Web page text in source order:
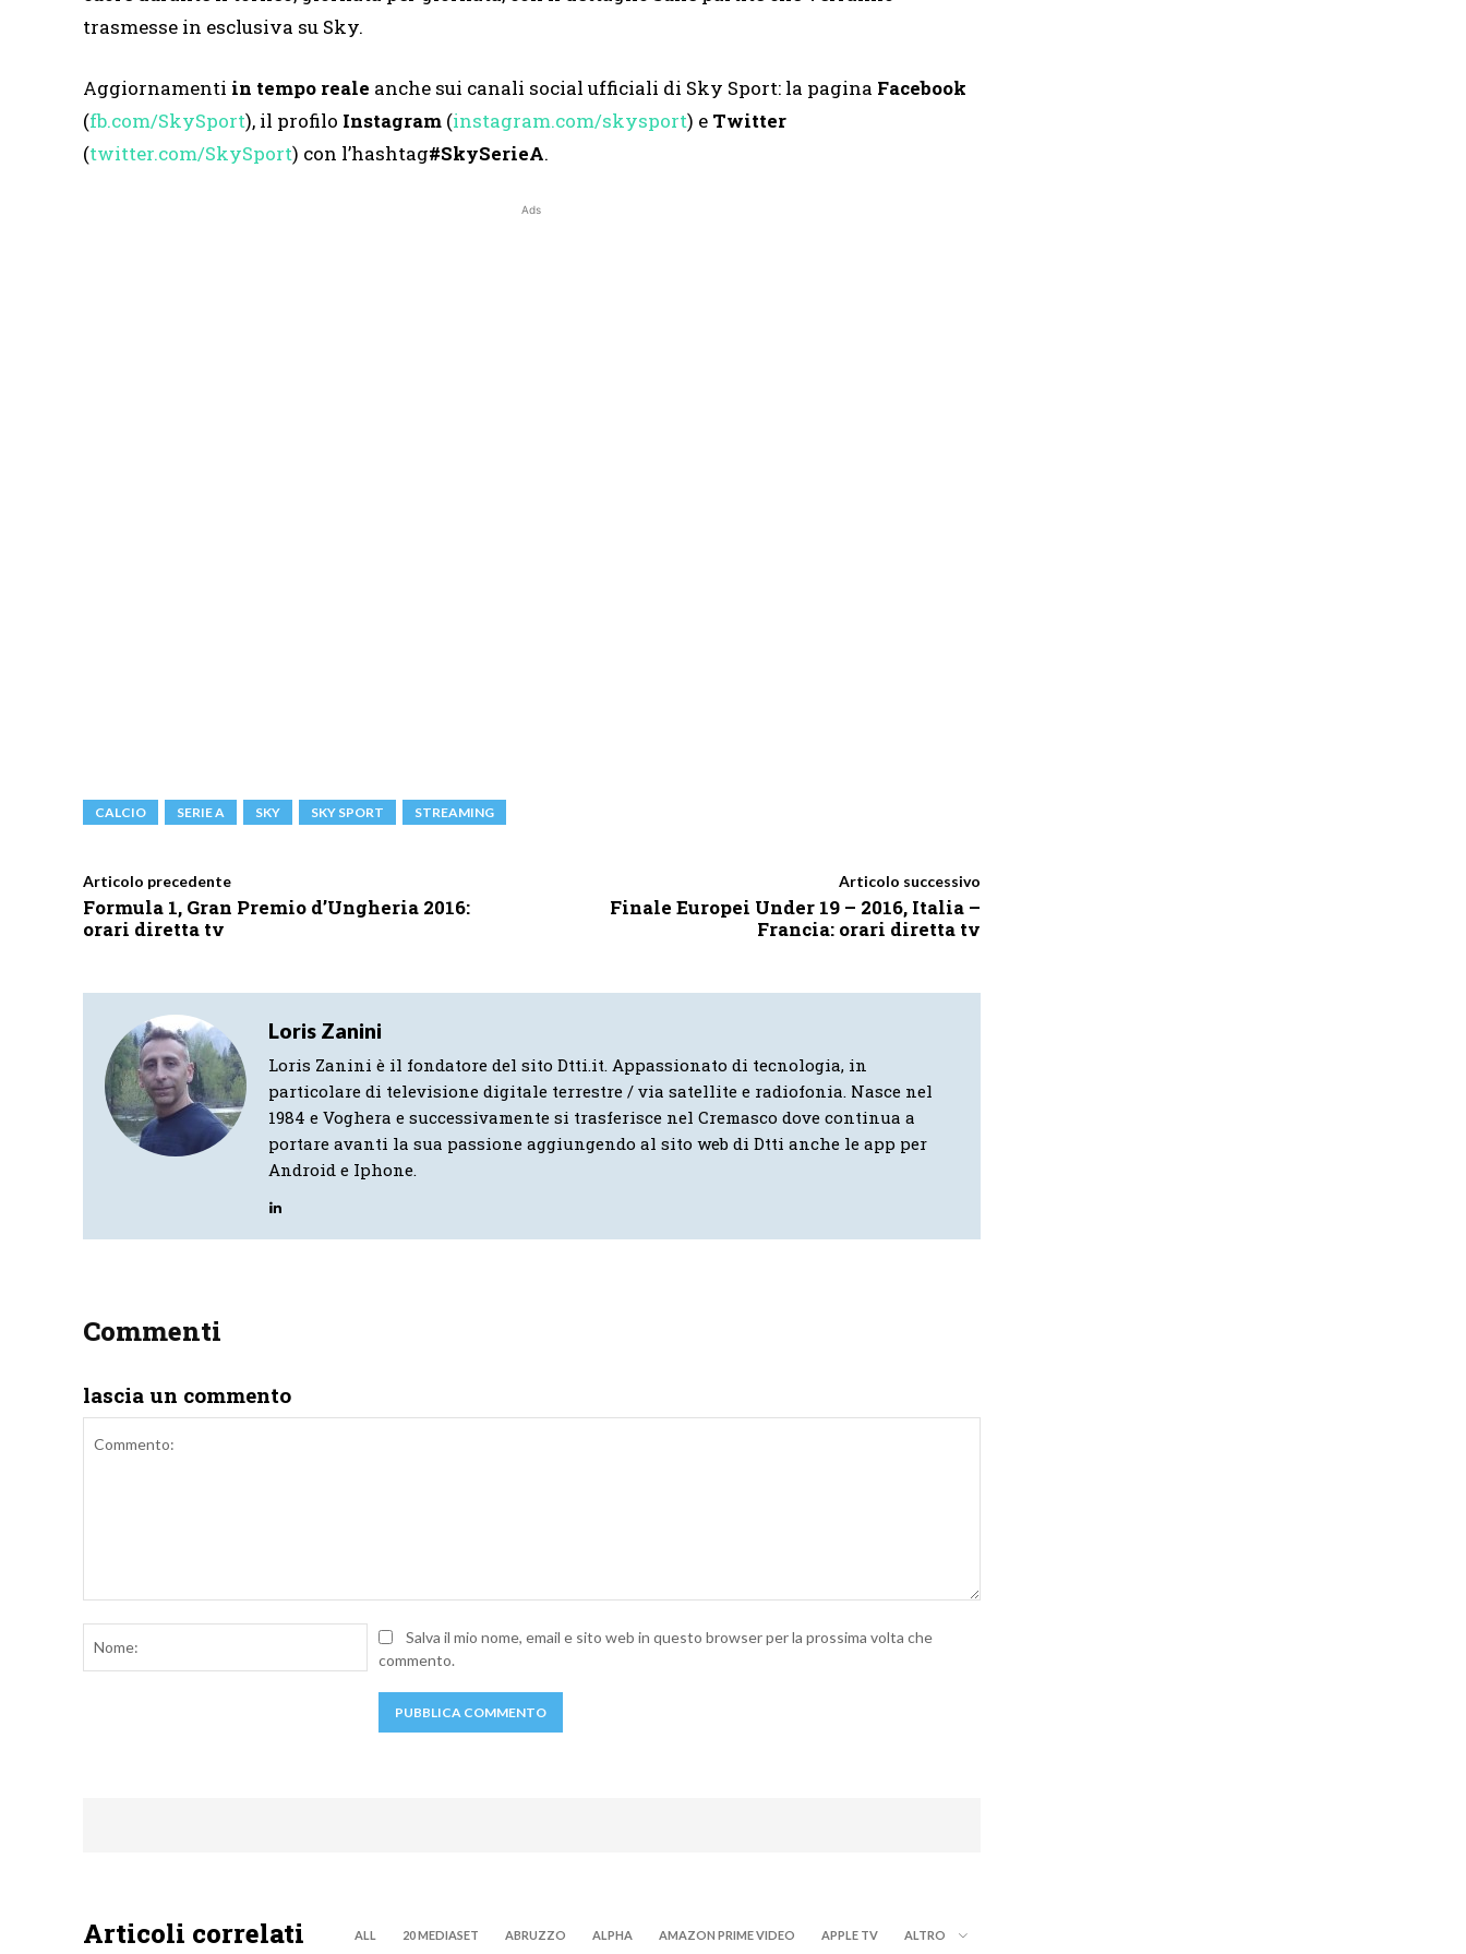
trasmesse in esclusiva su Sky.
Aggiornamenti in tempo reale anche sui canali social ufficiali di Sky Sport: la pagina Facebook
(fb.com/SkySport), il profilo Instagram (instagram.com/skysport) e Twitter
(twitter.com/SkySport) con l’hashtag#SkySerieA.
Ads
CALCIO SERIE A SKY SKY SPORT STREAMING
Articolo precedente
Formula 1, Gran Premio d’Ungheria 2016:
orari diretta tv
Articolo successivo
Finale Europei Under 19 – 2016, Italia –
Francia: orari diretta tv
Loris Zanini
Loris Zanini è il fondatore del sito Dtti.it. Appassionato di tecnologia, in
particolare di televisione digitale terrestre / via satellite e radiofonia. Nasce nel
1984 e Voghera e successivamente si trasferisce nel Cremasco dove continua a
portare avanti la sua passione aggiungendo al sito web di Dtti anche le app per
Android e Iphone.
Commenti
lascia un commento
Nome:Salva il mio nome, email e sito web in questo browser per la prossima volta che
commento.
Articoli correlati ALL 20 MEDIASET ABRUZZO ALPHA AMAZON PRIME VIDEO APPLE TV ALTRO